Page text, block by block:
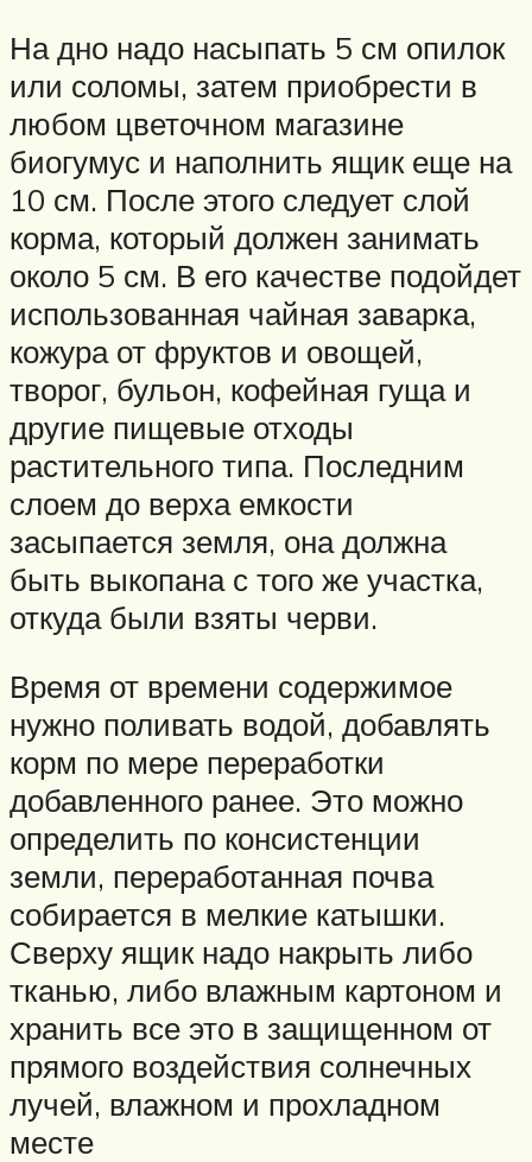
На дно надо насыпать 5 см опилок
или соломы, затем приобрести в
любом цветочном магазине
биогумус и наполнить ящик еще на
10 см. После этого следует слой
корма, который должен занимать
около 5 см. В его качестве подойдет
использованная чайная заварка,
кожура от фруктов и овощей,
творог, бульон, кофейная гуща и
другие пищевые отходы
растительного типа. Последним
слоем до верха емкости
засыпается земля, она должна
быть выкопана с того же участка,
откуда были взяты черви.
Время от времени содержимое
нужно поливать водой, добавлять
корм по мере переработки
добавленного ранее. Это можно
определить по консистенции
земли, переработанная почва
собирается в мелкие катышки.
Сверху ящик надо накрыть либо
тканью, либо влажным картоном и
хранить все это в защищенном от
прямого воздействия солнечных
лучей, влажном и прохладном
месте